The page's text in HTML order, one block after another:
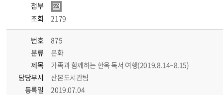
첨부
조회
2179
번호
875
분류
문화
제목
가족과 함께하는 한옥 독서 여행(2019.8.14~8.15)
담당부서
산본도서관팀
등록일
2019.07.04